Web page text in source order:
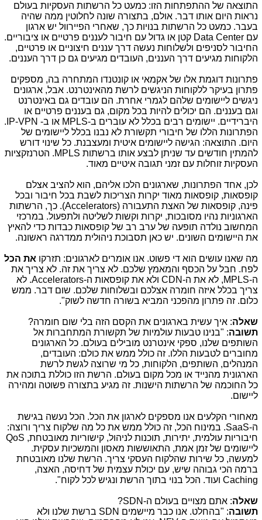
התוצאה של ההתפתחות הזו: כמעט כל הרשתות העסקיות בעולם
נראות היום אותו דבר. אולם, בתצורה שונה לחלוטין ממה שהיה
בעבר. כמעט כל הרשתות בנויות כך, שאחרי הפיירוול יש ארגון
עםData Center קטן או גדול עם חיבור לעננים פרטיים או ציבוריים.
החיבור לסניפים ולשלוחות נעשה דרך עננים חיצוניים או פרטיים,
הלקוחות מגיעים דרך העננים, העובדים מגיעים גם כן דרך העננים.
פתרונות דוגמת אלו של אקמאי או קונטנדו המתחרה בה, מספקים
פתרון בעיקר ללקוחות הניגשים לרשת מהאינטרנט. אבל, ארגונים
ניגשים ליישומים שלהם לגמרי אחרת. הם עובדים גם באינטרנט
וגם בעננים. הם יכולים להיות בכל מקום, גם בעננים פרטיים או
היברידיים. יישומים רבים בכלל לא עוברים ב-MPLSאו ב- IP-VPN
הפתרונות הללו של חיבורי תקשורת לא נבנו בכלל ליישומים של
היום. התוצאה: הגישה ליישומים איטית ומעצבנת. כל שינוי דורש
להמתין חודשים עד שניתן לבצע אותו ברשתות MPLS. הטרנזקציות
העסקיות זוחלות עם זמני תגובה איטיים מאוד.
לכן, אחד הפתרונות, שארגונים הלכו אליהם, הוא להציב אצלם
קופסאות, קופסאות מאוד יקרות הצריכות לשבת בכל חיבור ובכל
פינה, קופסאות של האצת התעבורה (Accelerators). כך, הרשתות
הארגוניות נהיו מסובכות, יקרות וקשות לשליטה ולתפעול. במרכזי
המחשוב נולדה תופעה של ערב רב של קופסאות כבדות כדי להאיץ
את היישומים השונים. יש כאן תסבוכת ניהולית ממדרגה ראשונה.
מה שאנו עושים הוא די פשוט. אנו אומרים לארגונים: תזרקו את הכל
לפח. חבל על הכסף והמאמץ שלכם. לא צריך את זה. לא צריך את
ה-,MPLS לא את ה-CDNולא את קופסאות ה-Accelerators. לא
צריך בכלל איזה חומרה אצלכם ובשלוחות שלכם. שום דבר. ממש
כלום. זה פתרון מהפכני המביא בשורה חדשה לשוק".
שאלה: איך עשית בארגונים את הקסם הזה בלי שום חומרה?
תשובה: "בנינו טבעות עולמיות של תקשורת המתחברות אל
השותפים שלנו, ספקי אינטרנט מובילים בעולם. כל הארגונים
מחוברים לטבעות הללו. זה כולל ממש את כולם: העובדים,
המנהלים, השותפים, הלקוחות, כל מי שרוצה לגשת לרשת
הארגונית מהנייד או מכל מקום בעולם. הרשת הזו כוללת בתוכה את
כל החוכמה של הרשתות הישנות. זה מגיע בתצורה פשוטה ומהירה
ליישום.
מאחורי הקלעים אנו מספקים לארגון את הכל. הכל נעשה בגישת
ה-SaaS. במינוח הכל, זה כולל ממש את כל מה שלקוח צריך ורוצה:
חיבוריות עולמית, יתירות, תוכנות לניהול, קישוריות מאובטחת, QoS
ליישומים של זמן אמת, התאוששות מאסון והמשכיות עסקית.
למעשה, כל שירות שהלקוח העסקי צריך. הרשת שלנו מאובטחת
ברמה הכי גבוהה שיש, עם יכולת עצמית של דחיסה, האצה,
Cachingועוד. הכל בנוי בתוך הרשת ונגיש לכל לקוח".
שאלה: אתם מצויים בעולם ה-SDN
?
תשובה: "בהחלט. אנו כבר מיישמיםSDNברשת שלנו ולא